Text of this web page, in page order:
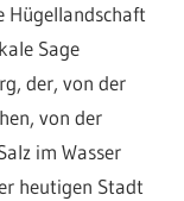
Hügellandschaft
Sage
der, von der
von der
im Wasser
heutigen Stadt